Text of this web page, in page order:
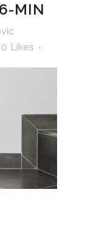
MIN
0 Likes